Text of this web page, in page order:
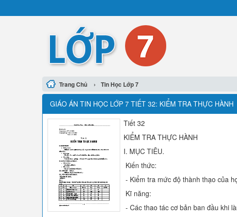
Trang Chủ › Tin Học Lớp 7
GIÁO ÁN TIN HỌC LỚP 7 TIẾT 32: KIỂM TRA THỰC HÀNH
Tiết 32
KIỂM TRA THỰC HÀNH
I. MỤC TIÊU.
Kiến thức:
- Kiểm tra mức độ thành thạo của
Kĩ năng:
- Các thao tác cơ bản ban đầu khi